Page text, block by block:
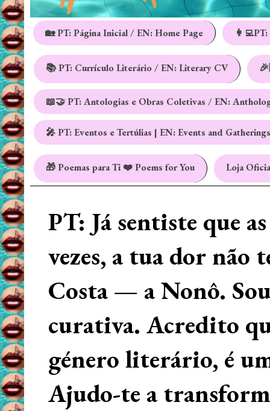
🏡 PT: Página Inicial / EN: Home Page
📚 PT: Currículo Literário / EN: Literary CV
📖🤝 PT: Antologias e Obras Coletivas / EN:
🎤 PT: Eventos e Tertúlias | EN: Events and Gatherings
🎁 Poemas para Ti ❤️ Poems for You Loja
PT: Já sentiste que
vezes, a tua dor não
Costa — a Nonô.
curativa. Acredito
género literário, é
Ajudo-te a